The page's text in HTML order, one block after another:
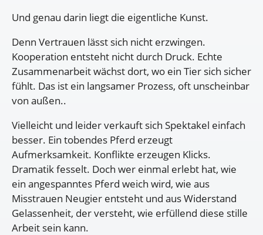
Und genau darin liegt die eigentliche Kunst.
Denn Vertrauen lässt sich nicht erzwingen.
Kooperation entsteht nicht durch Druck. Echte
Zusammenarbeit wächst dort, wo ein Tier sich sicher
fühlt. Das ist ein langsamer Prozess, oft unscheinbar
von außen..
Vielleicht und leider verkauft sich Spektakel einfach
besser. Ein tobendes Pferd erzeugt
Aufmerksamkeit. Konflikte erzeugen Klicks.
Dramatik fesselt. Doch wer einmal erlebt hat, wie
ein angespanntes Pferd weich wird, wie aus
Misstrauen Neugier entsteht und aus Widerstand
Gelassenheit, der versteht, wie erfüllend diese stille
Arbeit sein kann.